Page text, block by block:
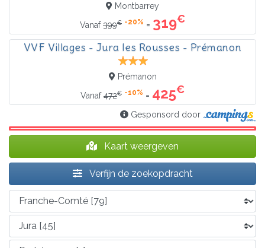
Montbarrey
Vanaf399€ -20% = 319€
VVF Villages - Jura les Rousses - Prémanon
Prémanon
Vanaf472€ -10% = 425€
Gesponsord door
Kaart weergeven
Verfijn de zoekopdracht